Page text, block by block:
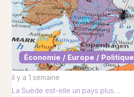
Économie / Europe / Politique
il y a 1 semaine
La Suède est-elle un pays plus…